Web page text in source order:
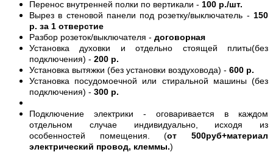
Перенос внутренней полки по вертикали - 100 р./шт.
Вырез в стеновой панели под розетку/выключатель - 150
р. за 1 отверстие
Разбор розеток/выключателя - договорная
Установка духовки и отдельно стоящей плиты(без
подключения) - 200 р.
Установка вытяжки (без установки воздуховода) - 600 р.
Установка посудомоечной или стиральной машины (без
подключения) - 300 р.
Подключение электрики - оговаривается в каждом
отдельном случае индивидуально, исходя из
особенностей помещения. (от 500руб+материал
электрический провод, клеммы.)